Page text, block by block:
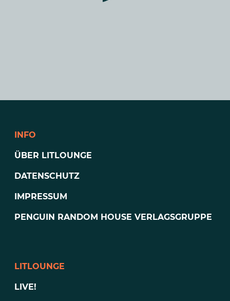
INFO
ÜBER LITLOUNGE
DATENSCHUTZ
IMPRESSUM
PENGUIN RANDOM HOUSE VERLAGSGRUPPE
LITLOUNGE
LIVE!